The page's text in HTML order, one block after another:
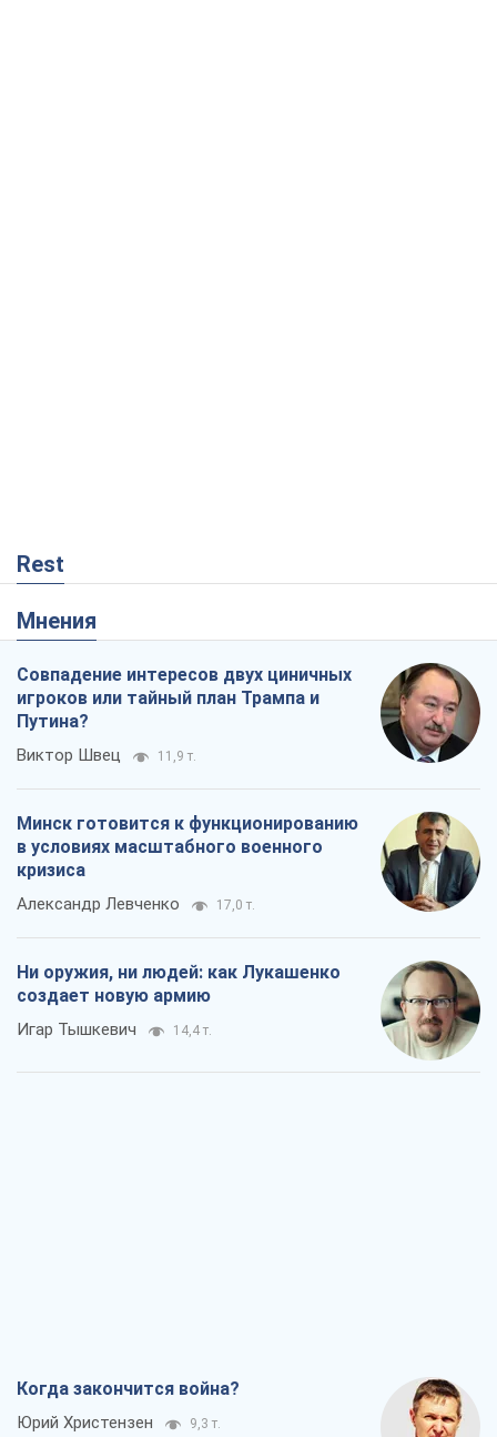
Rest
Мнения
Совпадение интересов двух циничных
игроков или тайный план Трампа и
Путина?
Виктор Швец 11,9 т.
Минск готовится к функционированию
в условиях масштабного военного
кризиса
Александр Левченко 17,0 т.
Ни оружия, ни людей: как Лукашенко
создает новую армию
Игар Тышкевич 14,4 т.
Когда закончится война?
Юрий Христензен 9,3 т.